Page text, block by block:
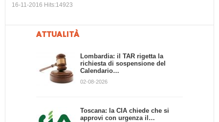
16-11-2016 Hits:14923
d'Epoca -
Addestramento
Cani da Caccia
INGLESE (HD), hunting with
english setters
ATTUALITÀ
Lombardia: il TAR rigetta la
richiesta di sospensione del
Calendario…
02-08-2026
Toscana: la CIA chiede che si
approvi con urgenza il…